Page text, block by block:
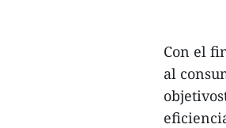
Con el
al